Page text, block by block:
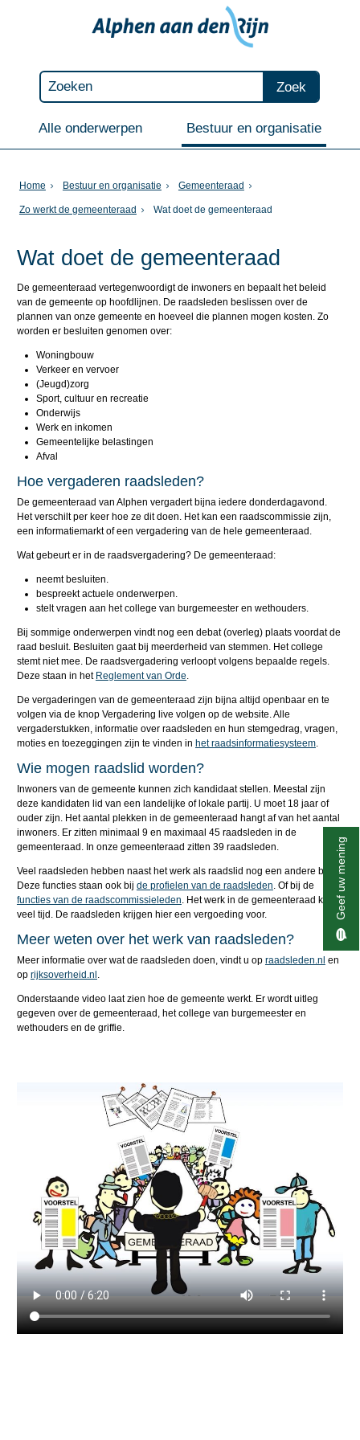
Zoek
Alle onderwerpen Bestuur en organisatie
Home Bestuur en organisatie Gemeenteraad
Zo werkt de gemeenteraad Wat doet de gemeenteraad
Wat doet de gemeenteraad
De gemeenteraad vertegenwoordigt de inwoners en bepaalt het beleid
van de gemeente op hoofdlijnen. De raadsleden beslissen over de
plannen van onze gemeente en hoeveel die plannen mogen kosten. Zo
worden er besluiten genomen over:
Woningbouw
Verkeer en vervoer
(Jeugd)zorg
Sport, cultuur en recreatie
Onderwijs
Werk en inkomen
Gemeentelijke belastingen
Afval
Hoe vergaderen raadsleden?
De gemeenteraad van Alphen vergadert bijna iedere donderdagavond.
Het verschilt per keer hoe ze dit doen. Het kan een raadscommissie zijn,
een informatiemarkt of een vergadering van de hele gemeenteraad.
Wat gebeurt er in de raadsvergadering? De gemeenteraad:
neemt besluiten.
bespreekt actuele onderwerpen.
stelt vragen aan het college van burgemeester en wethouders.
Bij sommige onderwerpen vindt nog een debat (overleg) plaats voordat de
raad besluit. Besluiten gaat bij meerderheid van stemmen. Het college
stemt niet mee. De raadsvergadering verloopt volgens bepaalde regels.
Deze staan in het Reglement van Orde.
De vergaderingen van de gemeenteraad zijn bijna altijd openbaar en te
volgen via de knop Vergadering live volgen op de website. Alle
vergaderstukken, informatie over raadsleden en hun stemgedrag, vragen,
moties en toezeggingen zijn te vinden in het raadsinformatiesysteem.
Wie mogen raadslid worden?
Inwoners van de gemeente kunnen zich kandidaat stellen. Meestal zijn
deze kandidaten lid van een landelijke of lokale partij. U moet 18 jaar of
ouder zijn. Het aantal plekken in de gemeenteraad hangt af van het aantal
inwoners. Er zitten minimaal 9 en maximaal 45 raadsleden in de
gemeenteraad. In onze gemeenteraad zitten 39 raadsleden.
Veel raadsleden hebben naast het werk als raadslid nog een andere baan.
Deze functies staan ook bij de profielen van de raadsleden. Of bij de
functies van de raadscommissieleden. Het werk in de gemeenteraad kost
veel tijd. De raadsleden krijgen hier een vergoeding voor.
Meer weten over het werk van raadsleden?
Meer informatie over wat de raadsleden doen, vindt u op raadsleden.nl en
op rijksoverheid.nl .
Onderstaande video laat zien hoe de gemeente werkt. Er wordt uitleg
gegeven over de gemeenteraad, het college van burgemeester en
wethouders en de griffie.
Geef uw mening